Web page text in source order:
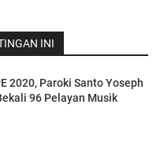
INI
2020, Paroki Santo Yoseph
96 Pelayan Musik